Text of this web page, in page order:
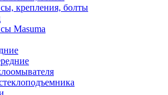
крепления, болты
Masuma